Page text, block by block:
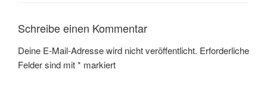
Schreibe einen Kommentar
Deine E-Mail-Adresse wird nicht veröffentlicht. Erforderliche
Felder sind mit* markiert